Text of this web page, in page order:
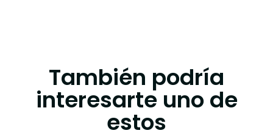
También podría
interesarte uno de
estos